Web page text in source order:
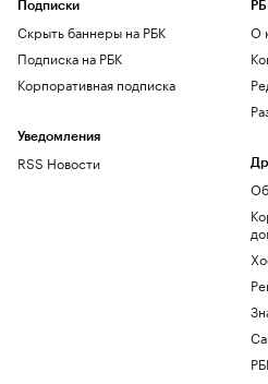
Подписки
Скрыть баннеры на РБК
Подписка на РБК
Корпоративная подписка
Уведомления
RSS Новости
О